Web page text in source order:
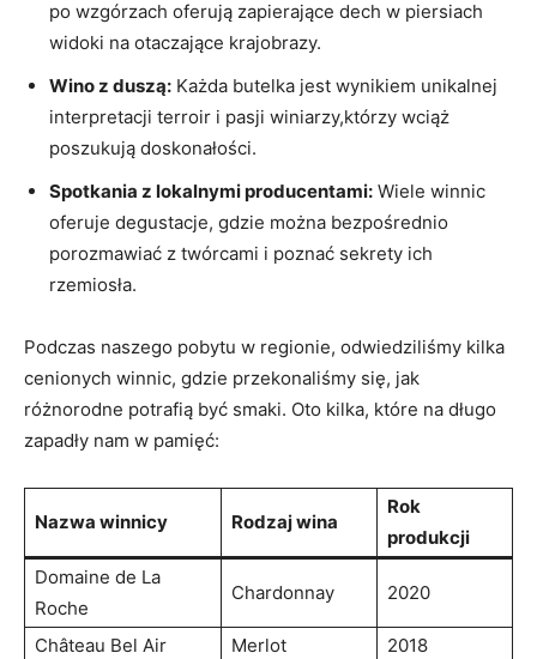
po wzgórzach oferują zapierające dech w piersiach
widoki na otaczające krajobrazy.
Wino z duszą: Każda butelka jest wynikiem unikalnej
interpretacji terroir i pasji winiarzy,którzy wciąż
poszukują doskonałości.
Spotkania z lokalnymi producentami: Wiele winnic
oferuje degustacje, gdzie można bezpośrednio
porozmawiać z twórcami i poznać sekrety ich
rzemiosła.
Podczas naszego pobytu w regionie, odwiedziliśmy kilka
cenionych winnic, gdzie przekonaliśmy się, jak
różnorodne potrafią być smaki. Oto kilka, które na długo
zapadły nam w pamięć:
Nazwa winnicy Rodzaj wina
Rok
produkcji
Domaine de La
Roche
Chardonnay 2020
Château Bel Air Merlot 2018